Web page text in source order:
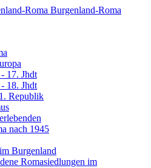
Burgenland-Roma
17. Jhdt
18. Jhdt
Republik
nach 1945
Burgenland
Romasiedlungen im